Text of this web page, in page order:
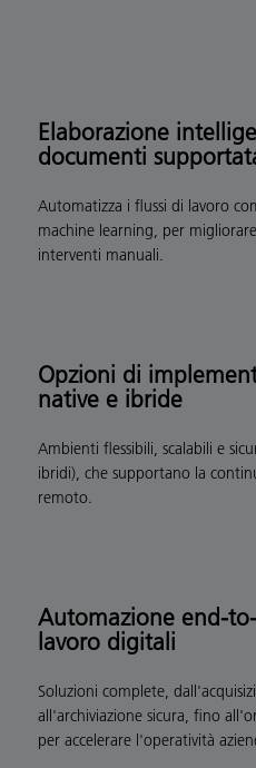
Elaborazione
documenti
Automatizza i flussi di lavoro
machine learning, per
interventi manuali.
Opzioni di
native e ibride
Ambienti flessibili, scalabili e
ibridi), che supportano la
remoto.
Automazione end-
lavoro digitali
Soluzioni complete,
all'archiviazione sicura, fino
per accelerare l'operatività